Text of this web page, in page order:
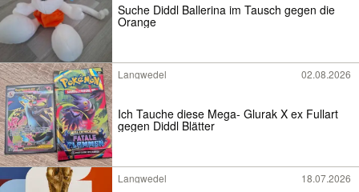
Suche Diddl Ballerina im Tausch gegen die
Orange
Langwedel 02.08.2026
Ich Tauche diese Mega- Glurak X ex Fullart
gegen Diddl Blätter
Langwedel 18.07.2026